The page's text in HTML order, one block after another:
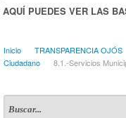
AQUÍ PUEDES VER LAS
Inicio TRANSPARENCIA OJÓS
Ciudadano
8.1.-Servicios